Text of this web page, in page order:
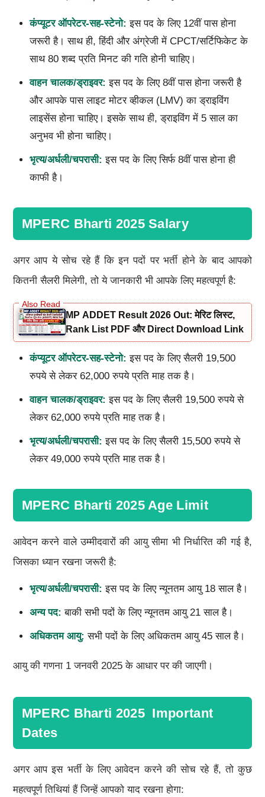
कंप्यूटर ऑपरेटर-सह-स्टेनो: इस पद के लिए 12वीं पास होना
जरूरी है। साथ ही, हिंदी और अंग्रेजी में CPCT/सर्टिफिकेट के
साथ 80 शब्द प्रति मिनट की गति होनी चाहिए।
वाहन चालक/ड्राइवर: इस पद के लिए 8वीं पास होना जरूरी है
और आपके पास लाइट मोटर व्हीकल (LMV) का ड्राइविंग
लाइसेंस होना चाहिए। इसके साथ ही, ड्राइविंग में 5 साल का
अनुभव भी होना चाहिए।
भृत्य/अर्धली/चपरासी: इस पद के लिए सिर्फ 8वीं पास होना ही
काफी है।
MPERC Bharti 2025 Salary
अगर आप ये सोच रहे हैं कि इन पदों पर भर्ती होने के बाद आपको
कितनी सैलरी मिलेगी, तो ये जानकारी भी आपके लिए महत्वपूर्ण है:
MP ADDET Result 2026 Out: मेरिट लिस्ट,
Rank List PDF और Direct Download Link
कंप्यूटर ऑपरेटर-सह-स्टेनो: इस पद के लिए सैलरी 19,500
रुपये से लेकर 62,000 रुपये प्रति माह तक है।
वाहन चालक/ड्राइवर: इस पद के लिए सैलरी 19,500 रुपये से
लेकर 62,000 रुपये प्रति माह तक है।
भृत्य/अर्धली/चपरासी: इस पद के लिए सैलरी 15,500 रुपये से
लेकर 49,000 रुपये प्रति माह तक है।
MPERC Bharti 2025 Age Limit
आवेदन करने वाले उम्मीदवारों की आयु सीमा भी निर्धारित की गई है,
जिसका ध्यान रखना जरूरी है:
भृत्य/अर्धली/चपरासी: इस पद के लिए न्यूनतम आयु 18 साल है।
अन्य पद: बाकी सभी पदों के लिए न्यूनतम आयु 21 साल है।
अधिकतम आयु: सभी पदों के लिए अधिकतम आयु 45 साल है।
आयु की गणना 1 जनवरी 2025 के आधार पर की जाएगी।
MPERC Bharti 2025 Important
Dates
अगर आप इस भर्ती के लिए आवेदन करने की सोच रहे हैं, तो कुछ
महत्वपूर्ण तिथियां हैं जिन्हें आपको याद रखना होगा: